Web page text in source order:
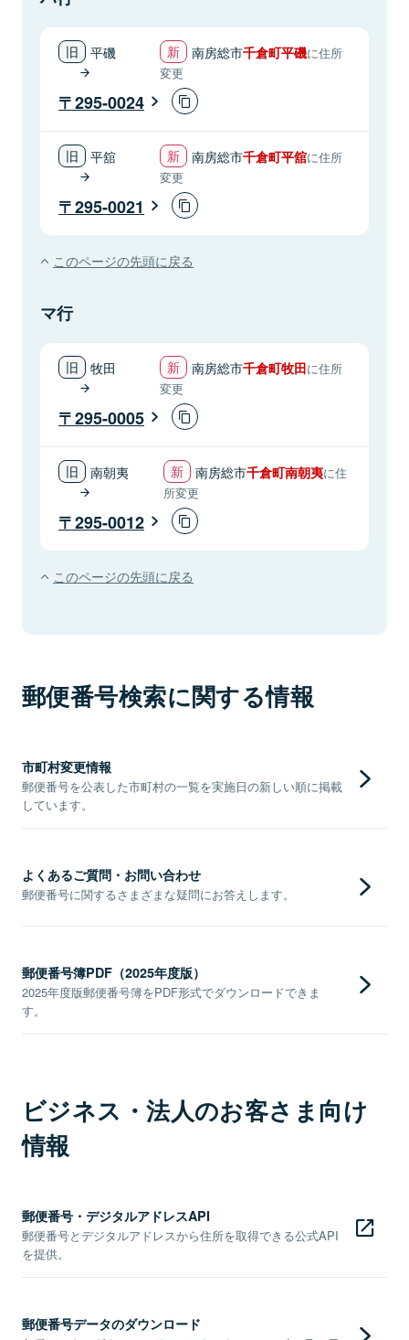
平磯 南房総市千倉町平磯に住所
変更
295-0024
平舘 南房総市千倉町平舘に住所
変更
295-0021
このページの先頭に戻る
マ行
牧田 南房総市千倉町牧田に住所
変更
295-0005
南朝夷 南房総市千倉町南朝夷に住
所変更
295-0012
このページの先頭に戻る
郵便番号検索に関する情報
市町村変更情報
郵便番号を公表した市町村の一覧を実施日の新しい順に掲載
しています。
よくあるご質問・お問い合わせ
郵便番号に関するさまざまな疑問にお答えします。
郵便番号簿PDF（2025年度版）
2025年度版郵便番号簿をPDF形式でダウンロードできま
す。
ビジネス・法人のお客さま向け
情報
郵便番号・デジタルアドレスAPI
郵便番号とデジタルアドレスから住所を取得できる公式API
を提供。
郵便番号データのダウンロード